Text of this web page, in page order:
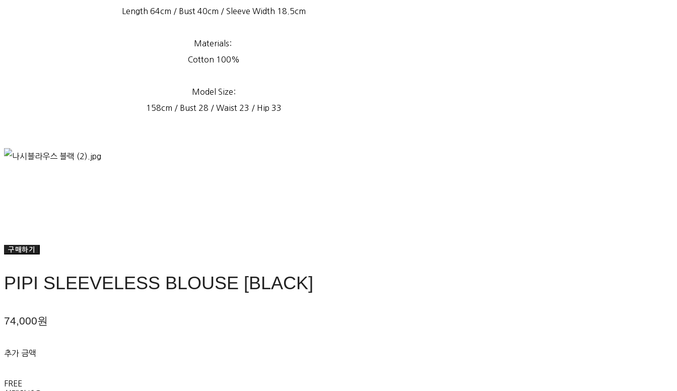
Length 64cm / Bust 40cm / Sleeve Width 18.5cm
Materials:
Cotton 100%
Model Size:
158cm / Bust 28 / Waist 23 / Hip 33
구매하기
PIPI SLEEVELESS BLOUSE [BLACK]
74,000원
추가 금액
FREE